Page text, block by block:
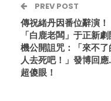
PREV POST
傳祝緒丹因番位辭演！
「白鹿老闆」于正新
機公開詛咒：「來不了
人去死吧！」發博回
超傻眼！